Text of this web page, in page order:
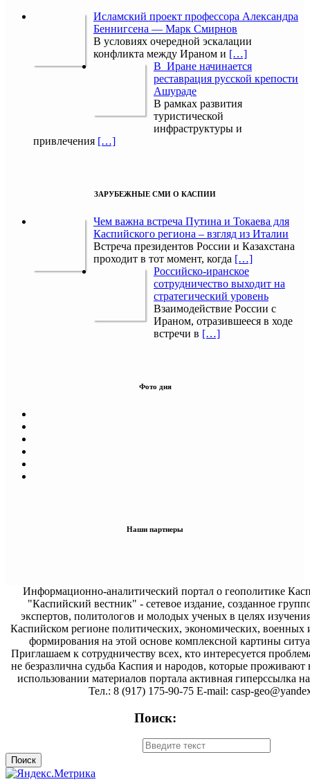
Исламский проект профессора Александра
Беннигсена — Марк Смирнов
В условиях очередной эскалации
конфликта между Ираном и […]
В Иране начинается
реставрация русской крепости
Ашураде
В рамках развития
туристической
инфраструктуры и
привлечения […]
ЗАРУБЕЖНЫЕ СМИ О КАСПИИ
Чем важна встреча Путина и Токаева для
Каспийского региона – взгляд из Италии
Встреча президентов России и Казахстана
проходит в тот момент, когда […]
Российско-иранское
сотрудничество выходит на
стратегический уровень
Взаимодействие России с
Ираном, отразившееся в ходе
встречи в […]
Фото дня
Наши партнеры
Информационно-аналитический портал о геополитике
"Каспийский вестник" - сетевое издание, созданное
экспертов, политологов и молодых ученых в целях
Каспийском регионе политических, экономических, военных
формирования на этой основе комплексной картины
Приглашаем к сотрудничеству всех, кто интересуется
не безразлична судьба Каспия и народов, которые проживают
использовании материалов портала активная гиперссылка на
Тел.: 8 (917) 175-90-75 E-mail: casp-
Поиск: